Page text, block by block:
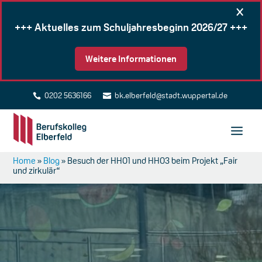
 0202 5636166  bk.elberfeld@stadt.wuppertal.de
Home » Blog» Besuch der HHO1 und HHO3 beim Projekt „Fair
und zirkulär“
+++ Aktuelles zum Schuljahresbeginn 2026/27 +++
Weitere Informationen
×